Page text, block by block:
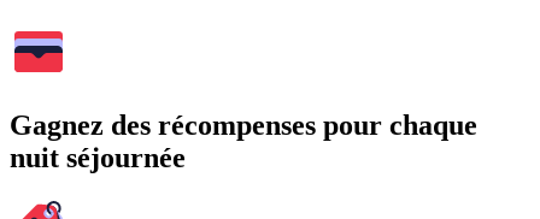
Gagnez des récompenses pour chaque
nuit séjournée